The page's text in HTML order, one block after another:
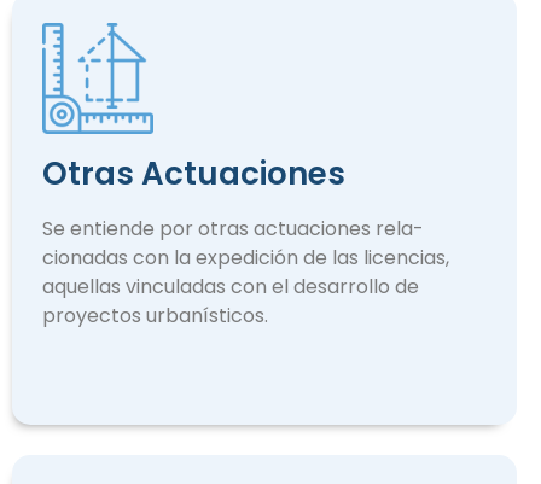
Otras Actuaciones
Se entiende por otras actuaciones rela­
cionadas con la expedición de las licencias,
aquellas vinculadas con el desarrollo de
proyectos urbanísticos.